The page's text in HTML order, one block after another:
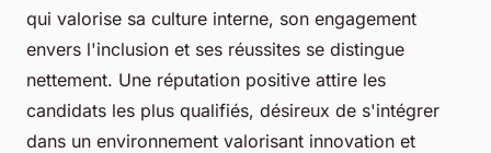
qui valorise sa culture interne, son engagement
envers l'inclusion et ses réussites se distingue
nettement. Une réputation positive attire les
candidats les plus qualifiés, désireux de s'intégrer
dans un environnement valorisant innovation et